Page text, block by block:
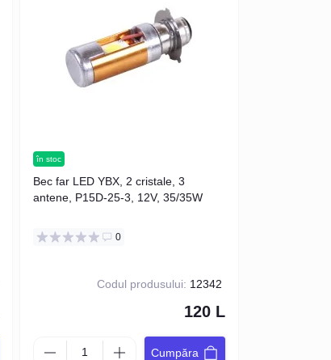
în stoc
Bec far LED YBX, 2 cristale, 3
antene, P15D-25-3, 12V, 35/35W
0
Codul produsului: 12342
120 L
Cumpăra